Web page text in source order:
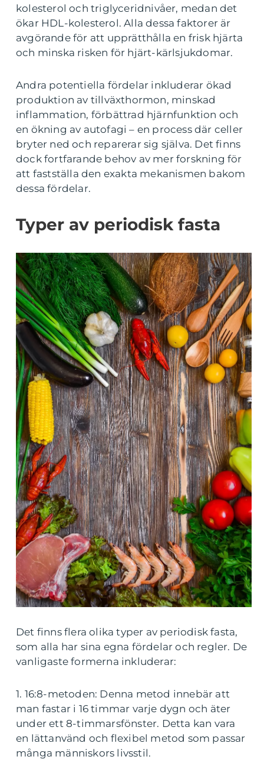
kolesterol och triglyceridnivåer, medan det
ökar HDL-kolesterol. Alla dessa faktorer är
avgörande för att upprätthålla en frisk hjärta
och minska risken för hjärt-kärlsjukdomar.
Andra potentiella fördelar inkluderar ökad
produktion av tillväxthormon, minskad
inflammation, förbättrad hjärnfunktion och
en ökning av autofagi – en process där celler
bryter ned och reparerar sig själva. Det finns
dock fortfarande behov av mer forskning för
att fastställa den exakta mekanismen bakom
dessa fördelar.
Typer av periodisk fasta
Det finns flera olika typer av periodisk fasta,
som alla har sina egna fördelar och regler. De
vanligaste formerna inkluderar:
1. 16:8-metoden: Denna metod innebär att
man fastar i 16 timmar varje dygn och äter
under ett 8-timmarsfönster. Detta kan vara
en lättanvänd och flexibel metod som passar
många människors livsstil.